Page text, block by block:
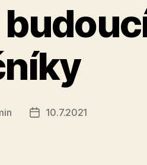
Datum
10.7.2021